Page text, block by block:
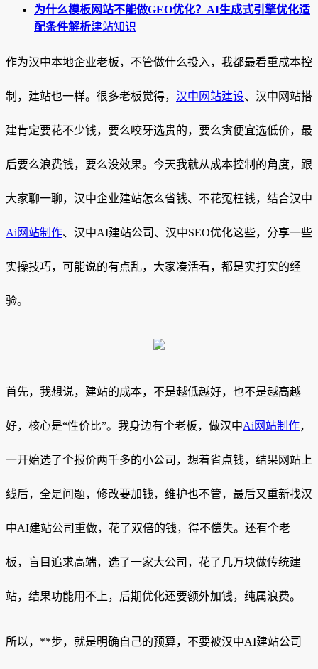
为什么模板网站不能做GEO优化？AI生成式引擎优化适
配条件解析建站知识
作为汉中本地企业老板，不管做什么投入，我都最看重成本控
制，建站也一样。很多老板觉得， 汉中网站建设、汉中网站搭
建肯定要花不少钱，要么咬牙选贵的，要么贪便宜选低价，最
后要么浪费钱，要么没效果。今天我就从成本控制的角度，跟
大家聊一聊，汉中企业建站怎么省钱、不花冤枉钱，结合汉中
Ai网站制作、汉中AI建站公司、汉中SEO优化这些，分享一些
实操技巧，可能说的有点乱，大家凑活看，都是实打实的经
验。
首先，我想说，建站的成本，不是越低越好，也不是越高越
好，核心是“性价比”。我身边有个老板，做汉中Ai网站制作，
一开始选了个报价两千多的小公司，想着省点钱，结果网站上
线后，全是问题，修改要加钱，维护也不管，最后又重新找汉
中AI建站公司重做，花了双倍的钱，得不偿失。还有个老
板，盲目追求高端，选了一家大公司，花了几万块做传统建
站，结果功能用不上，后期优化还要额外加钱，纯属浪费。
所以，**步，就是明确自己的预算，不要被汉中AI建站公司